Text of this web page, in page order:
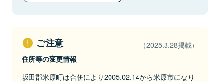
ご注意 （2025.3.28掲載）
住所等の変更情報
坂田郡米原町は合併により2005.02.14から米原市になり